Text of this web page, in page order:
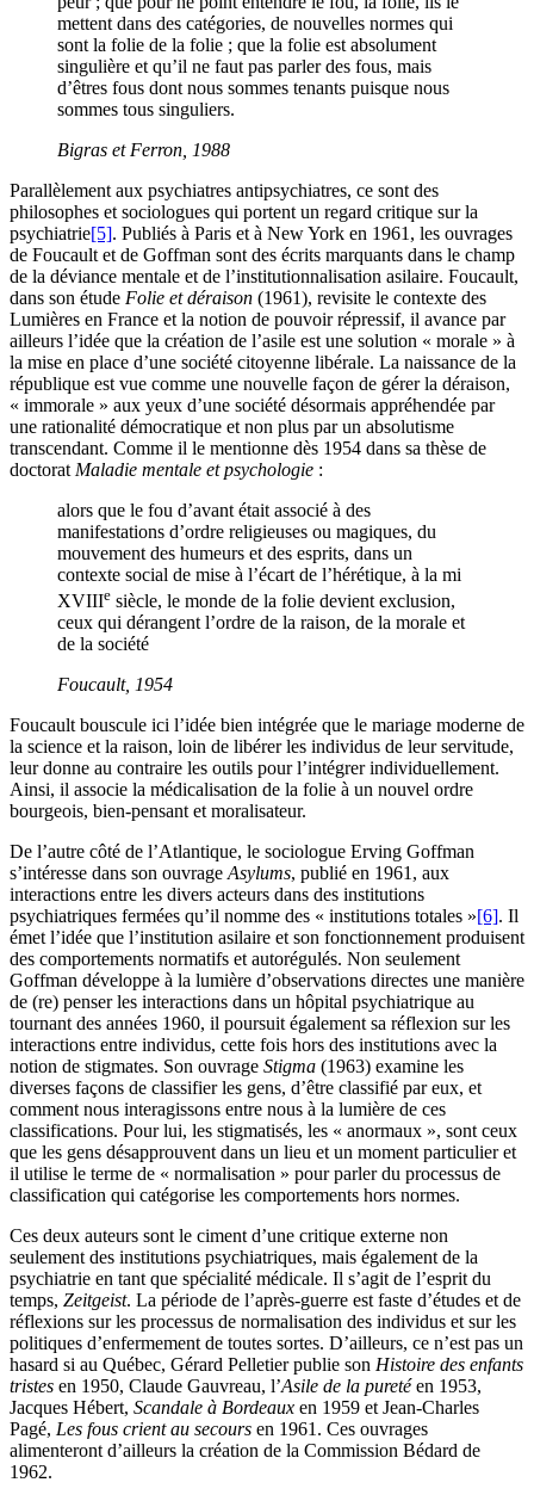
mettent dans des catégories, de nouvelles normes qui
sont la folie de la folie ; que la folie est absolument
singulière et qu’il ne faut pas parler des fous, mais
d’êtres fous dont nous sommes tenants puisque nous
sommes tous singuliers.
Bigras et Ferron, 1988
Parallèlement aux psychiatres antipsychiatres, ce sont des
philosophes et sociologues qui portent un regard critique sur la
psychiatrie[5]. Publiés à Paris et à New York en 1961, les ouvrages
de Foucault et de Goffman sont des écrits marquants dans le champ
de la déviance mentale et de l’institutionnalisation asilaire. Foucault,
dans son étude Folie et déraison (1961), revisite le contexte des
Lumières en France et la notion de pouvoir répressif, il avance par
ailleurs l’idée que la création de l’asile est une solution « morale » à
la mise en place d’une société citoyenne libérale. La naissance de la
république est vue comme une nouvelle façon de gérer la déraison,
« immorale » aux yeux d’une société désormais appréhendée par
une rationalité démocratique et non plus par un absolutisme
transcendant. Comme il le mentionne dès 1954 dans sa thèse de
doctorat Maladie mentale et psychologie :
alors que le fou d’avant était associé à des
manifestations d’ordre religieuses ou magiques, du
mouvement des humeurs et des esprits, dans un
contexte social de mise à l’écart de l’hérétique, à la mi
XVIIIe siècle, le monde de la folie devient exclusion,
ceux qui dérangent l’ordre de la raison, de la morale et
de la société
Foucault, 1954
Foucault bouscule ici l’idée bien intégrée que le mariage moderne de
la science et la raison, loin de libérer les individus de leur servitude,
leur donne au contraire les outils pour l’intégrer individuellement.
Ainsi, il associe la médicalisation de la folie à un nouvel ordre
bourgeois, bien-pensant et moralisateur.
De l’autre côté de l’Atlantique, le sociologue Erving Goffman
s’intéresse dans son ouvrage Asylums, publié en 1961, aux
interactions entre les divers acteurs dans des institutions
psychiatriques fermées qu’il nomme des « institutions totales »[6]. Il
émet l’idée que l’institution asilaire et son fonctionnement produisent
des comportements normatifs et autorégulés. Non seulement
Goffman développe à la lumière d’observations directes une manière
de (re) penser les interactions dans un hôpital psychiatrique au
tournant des années 1960, il poursuit également sa réflexion sur les
interactions entre individus, cette fois hors des institutions avec la
notion de stigmates. Son ouvrage Stigma (1963) examine les
diverses façons de classifier les gens, d’être classifié par eux, et
comment nous interagissons entre nous à la lumière de ces
classifications. Pour lui, les stigmatisés, les « anormaux », sont ceux
que les gens désapprouvent dans un lieu et un moment particulier et
il utilise le terme de « normalisation » pour parler du processus de
classification qui catégorise les comportements hors normes.
Ces deux auteurs sont le ciment d’une critique externe non
seulement des institutions psychiatriques, mais également de la
psychiatrie en tant que spécialité médicale. Il s’agit de l’esprit du
temps, Zeitgeist. La période de l’après-guerre est faste d’études et de
réflexions sur les processus de normalisation des individus et sur les
politiques d’enfermement de toutes sortes. D’ailleurs, ce n’est pas un
hasard si au Québec, Gérard Pelletier publie son Histoire des enfants
tristes en 1950, Claude Gauvreau, l’Asile de la puretéen 1953,
Jacques Hébert, Scandale à Bordeaux en 1959 et Jean-Charles
Pagé, Les fous crient au secours en 1961. Ces ouvrages
alimenteront d’ailleurs la création de la Commission Bédard de
1962.